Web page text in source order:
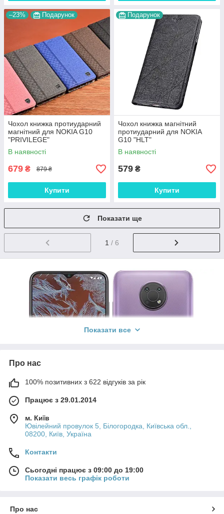
–23% Подарунок
Чохол книжка протиударний
магнітний для NOKIA G10
"PRIVILEGE"
В наявності
679 ₴ 879 ₴
Купити
Подарунок
Чохол книжка магнітний
протиударний для NOKIA
G10 "HLT"
В наявності
579 ₴
Купити
Показати ще
1 / 6
Стояв тихий зимовий вечір, і я вирішив влаштувати собі
Показати все
Про нас
100% позитивних з 622 відгуків за рік
Працює з 29.01.2014
м. Київ
Ювілейний провулок 5, Білогородка, Київська обл.,
08200, Київ, Україна
Контакти
Сьогодні працює з 09:00 до 19:00
Показати весь графік роботи
Про нас